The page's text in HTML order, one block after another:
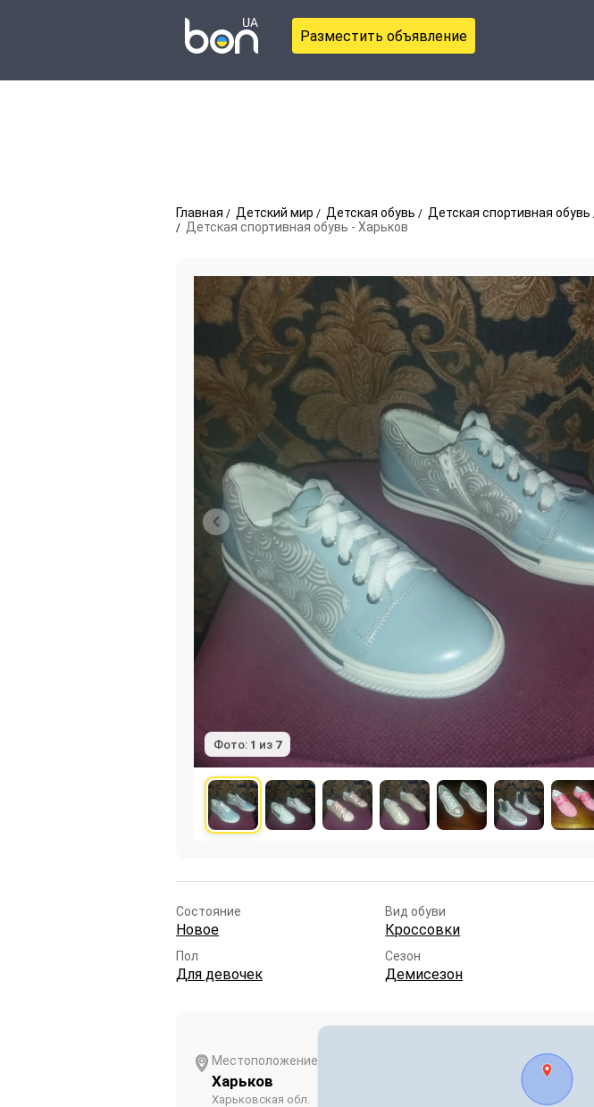
Разместить объявление
Главная Детский мир Детская обувь Детская спортивная обувь
Детская спортивная обувь - Харьков
Фото: 1 из 7
Состояние
Новое
Вид обуви
Кроссовки
Пол
Для девочек
Сезон
Демисезон
Местоположение
Харьков
Харьковская обл.